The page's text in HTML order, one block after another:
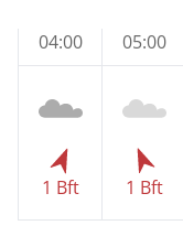
04:00
1 Bft
05:00
1 Bft